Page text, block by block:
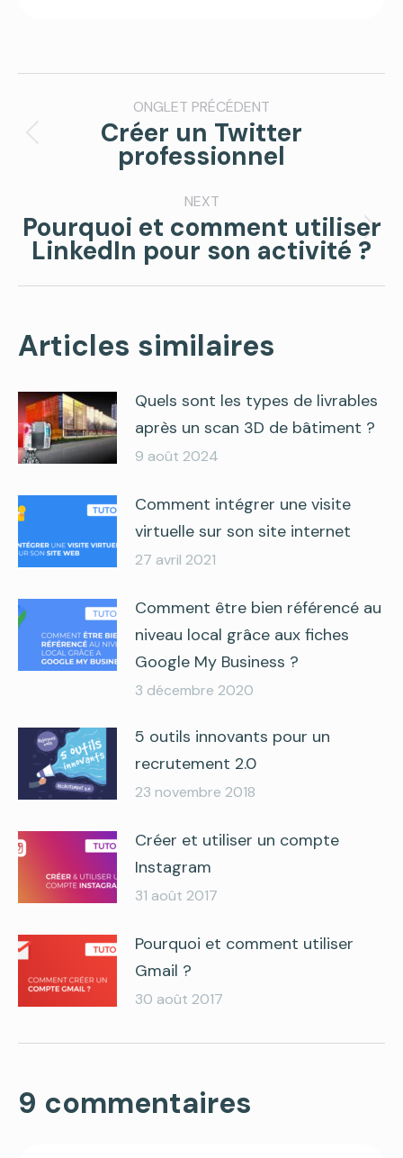
Post
navigationONGLET PRÉCÉDENT
Previous
Créer un Twitter
professionnel
NEXT
Next
Pourquoi et comment utiliser
LinkedIn pour son activité ?
Articles similaires
Quels sont les types de livrables
après un scan 3D de bâtiment ?
9 août 2024
Comment intégrer une visite
virtuelle sur son site internet
27 avril 2021
Comment être bien référencé au
niveau local grâce aux fiches
Google My Business ?
3 décembre 2020
5 outils innovants pour un
recrutement 2.0
23 novembre 2018
Créer et utiliser un compte
Instagram
31 août 2017
Pourquoi et comment utiliser
Gmail ?
30 août 2017
9 commentaires